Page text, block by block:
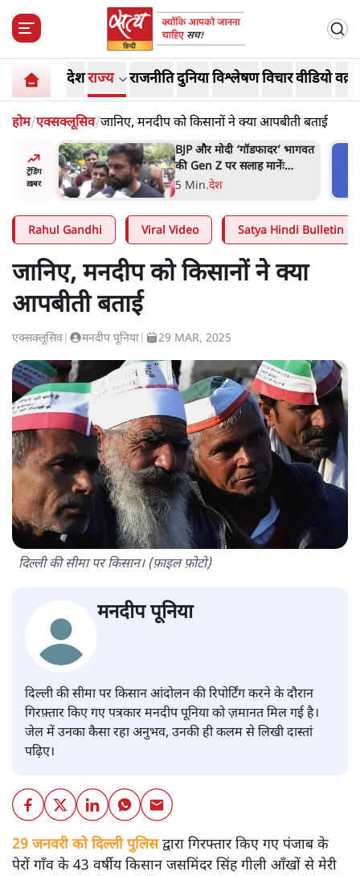
देशराज्य राजनीतिदुनियाविश्लेषणविचारवीडियो
होम/एक्सक्लूसिव/जानिए, मनदीप को किसानों ने क्या आपबीती बताई
ट्रेंडिंग
ख़बर
BJP और मोदी ‘गॉडफादर’ भागवत
की Gen Z पर सलाह मानेंः
अभिजीत दिपके
5 Min देश
मार्क ज़करबर्ग
बहुत अंदर की
Rahul Gandhi Viral Video Satya Hindi Bulletin
जानिए, मनदीप को किसानों ने क्या
आपबीती बताई
एक्सक्लूसिव मनदीप पूनिया 29 MAR, 2025
दिल्ली की सीमा पर किसान। (फ़ाइल फ़ोटो)
मनदीप पूनिया
दिल्ली की सीमा पर किसान आंदोलन की रिपोर्टिंग करने के दौरान
गिरफ़्तार किए गए पत्रकार मनदीप पूनिया को ज़मानत मिल गई है।
जेल में उनका कैसा रहा अनुभव, उनकी ही कलम से लिखी दास्तां
पढ़िए।
29 जनवरी को दिल्ली पुलिस द्वारा गिरफ्तार किए गए पंजाब के
पेरों गाँव के 43 वर्षीय किसान जसमिंदर सिंह गीली आँखों से मेरी